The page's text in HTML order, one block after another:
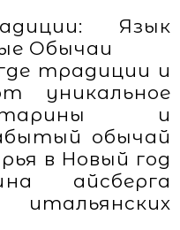
Язык
Обычаи
традиции и
уникальное
и
обычай
в Новый год
айсберга